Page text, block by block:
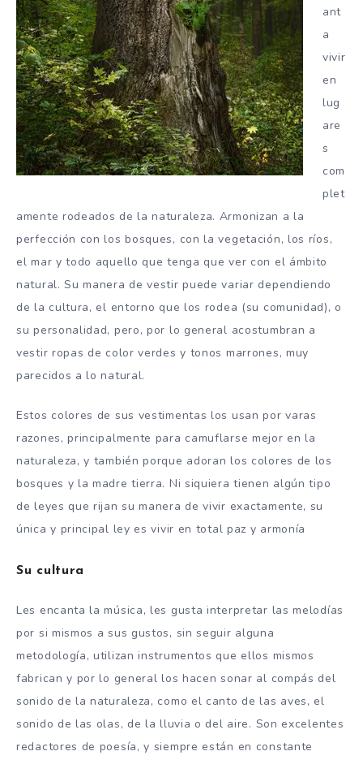
ant
a
vivir
en
lug
are
s
com
plet
amente rodeados de la naturaleza. Armonizan a la
perfección con los bosques, con la vegetación, los ríos,
el mar y todo aquello que tenga que ver con el ámbito
natural. Su manera de vestir puede variar dependiendo
de la cultura, el entorno que los rodea (su comunidad), o
su personalidad, pero, por lo general acostumbran a
vestir ropas de color verdes y tonos marrones, muy
parecidos a lo natural.
Estos colores de sus vestimentas los usan por varas
razones, principalmente para camuflarse mejor en la
naturaleza, y también porque adoran los colores de los
bosques y la madre tierra. Ni siquiera tienen algún tipo
de leyes que rijan su manera de vivir exactamente, su
única y principal ley es vivir en total paz y armonía
Su cultura
Les encanta la música, les gusta interpretar las melodías
por si mismos a sus gustos, sin seguir alguna
metodología, utilizan instrumentos que ellos mismos
fabrican y por lo general los hacen sonar al compás del
sonido de la naturaleza, como el canto de las aves, el
sonido de las olas, de la lluvia o del aire. Son excelentes
redactores de poesía, y siempre están en constante